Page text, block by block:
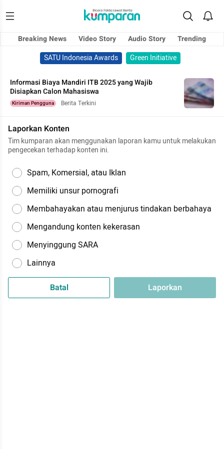
Breaking News Video Story Audio Story
Trending
SATU Indonesia Awards
Green Initiative
Informasi Biaya Mandiri ITB 2025 yang Wajib
Disiapkan Calon Mahasiswa
Kiriman Pengguna Berita Terkini
Laporkan Konten
Tim kumparan akan menggunakan laporan kamu untuk melakukan
pengecekan terhadap konten ini.
Spam, Komersial, atau Iklan
Memiliki unsur pornografi
Membahayakan atau menjurus tindakan berbahaya
Mengandung konten kekerasan
Menyinggung SARA
Lainnya
Batal Laporkan